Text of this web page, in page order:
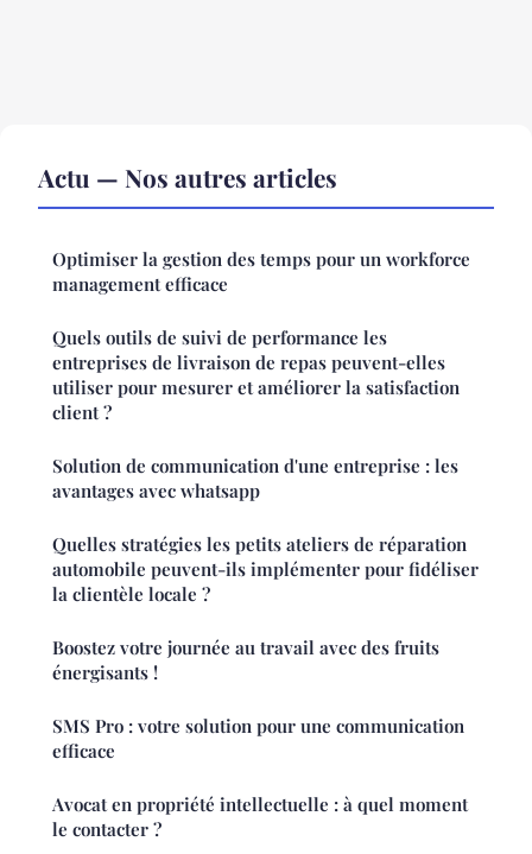
Actu — Nos autres articles
Optimiser la gestion des temps pour un workforce
management efficace
Quels outils de suivi de performance les
entreprises de livraison de repas peuvent-elles
utiliser pour mesurer et améliorer la satisfaction
client ?
Solution de communication d'une entreprise : les
avantages avec whatsapp
Quelles stratégies les petits ateliers de réparation
automobile peuvent-ils implémenter pour fidéliser
la clientèle locale ?
Boostez votre journée au travail avec des fruits
énergisants !
SMS Pro : votre solution pour une communication
efficace
Avocat en propriété intellectuelle : à quel moment
le contacter ?